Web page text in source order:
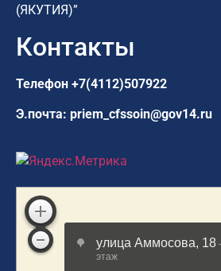
(ЯКУТИЯ)”
Контакты
Телефон +7(4112)507922
Э.почта: priem_cfssoin@gov14.ru